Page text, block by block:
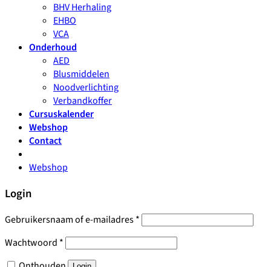
BHV Herhaling
EHBO
VCA
Onderhoud
AED
Blusmiddelen
Noodverlichting
Verbandkoffer
Cursuskalender
Webshop
Contact
Webshop
Login
Gebruikersnaam of e-mailadres*
Wachtwoord *